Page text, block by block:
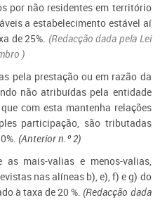
por não residentes em território
a estabelecimento estável aí
de 25%. (Redacção dada pela Lei
)
pela prestação ou em razão da
não atribuídas pela entidade
com esta mantenha relações
participação, são tributadas
(Anterior n.º 2)
mais-valias e menos-valias,
nas alíneas b), e), f) e g) do
à taxa de 20 %. (Redacção dada